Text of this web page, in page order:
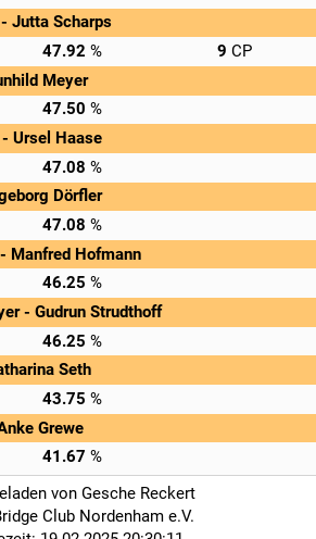
Jutta Scharps
47.92
9
Meyer
47.50
Ursel Haase
47.08
Dörfler
47.08
Manfred Hofmann
46.25
- Gudrun Strudthoff
46.25
Seth
43.75
Grewe
41.67
von Gesche Reckert
Club Nordenham e.V.